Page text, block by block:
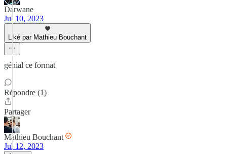
Darwane
Jul 10, 2023
Liké par Mathieu Bouchant
génial ce format
Répondre (1)
Partager
Mathieu Bouchant
Jul 12, 2023